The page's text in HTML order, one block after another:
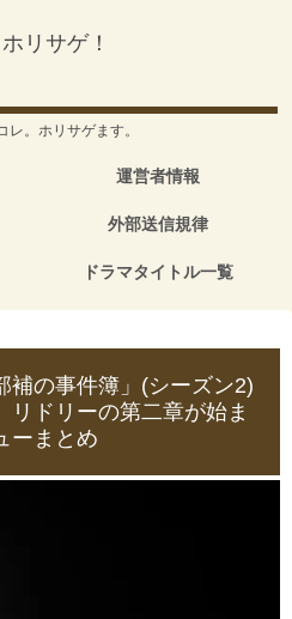
リサゲ！
レ。ホリサゲます。
運営者情報
外部送信規律
ドラマタイトル一覧
補の事件簿」(シーズン2)
リドリーの第二章が始ま
ーまとめ